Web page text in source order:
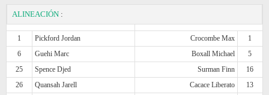
ALINEACIÓN :
1 Pickford Jordan Crocombe Max
1
6
Guehi Marc Boxall Michael
5
25
Spence Djed Surman Finn
16
26
Quansah Jarell Cacace Liberato
13